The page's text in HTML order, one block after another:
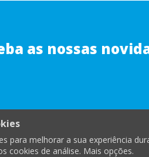
as nossas
|
para melhorar a sua experiência
cookies de análise. Mais opções.